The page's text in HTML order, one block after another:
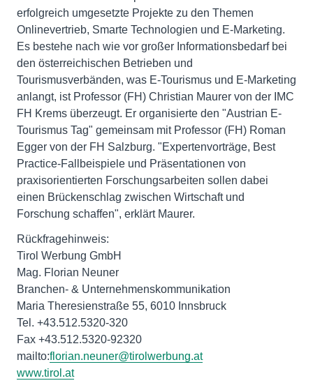
erfolgreich umgesetzte Projekte zu den Themen
Onlinevertrieb, Smarte Technologien und E-Marketing.
Es bestehe nach wie vor großer Informationsbedarf bei
den österreichischen Betrieben und
Tourismusverbänden, was E-Tourismus und E-Marketing
anlangt, ist Professor (FH) Christian Maurer von der IMC
FH Krems überzeugt. Er organisierte den "Austrian E-
Tourismus Tag" gemeinsam mit Professor (FH) Roman
Egger von der FH Salzburg. "Expertenvorträge, Best
Practice-Fallbeispiele und Präsentationen von
praxisorientierten Forschungsarbeiten sollen dabei
einen Brückenschlag zwischen Wirtschaft und
Forschung schaffen", erklärt Maurer.
Rückfragehinweis:
Tirol Werbung GmbH
Mag. Florian Neuner
Branchen- & Unternehmenskommunikation
Maria Theresienstraße 55, 6010 Innsbruck
Tel. +43.512.5320-320
Fax +43.512.5320-92320
mailto:florian.neuner@tirolwerbung.at
www.tirol.at